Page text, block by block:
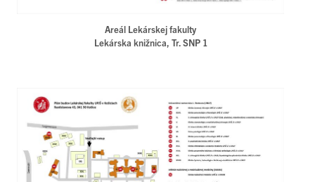
Areál Lekárskej fakulty
Lekárska knižnica, Tr. SNP 1